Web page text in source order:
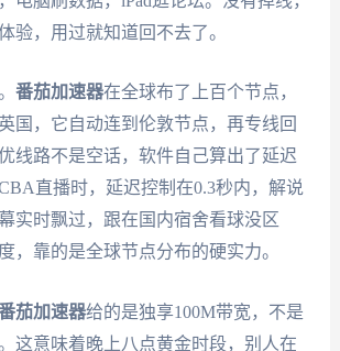
验，用过就知道回不去了。
番茄加速器在全球布了上百个节点，
国，它自动连到伦敦节点，再专线回
线路不是空话，软件自己算出了延迟
直播时，延迟控制在0.3秒内，解说
实时飘过，跟在国内宿舍看球没区
，靠的是全球节点分布的硬实力。
茄加速器给的是独享100M带宽，不是
这意味着晚上八点黄金时段，别人在